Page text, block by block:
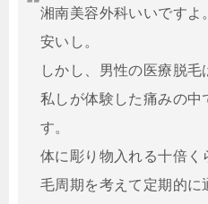
湘南美容外科いいですよ
安いし。
しかし、男性の医療脱毛
私しが体験した痛みの中
す。
体に彫り物入れる十倍く
毛周期を考えて定期的に